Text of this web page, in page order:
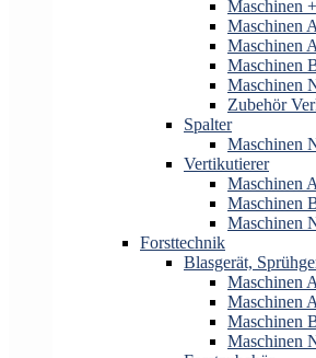
Maschinen
Maschinen
Maschinen
Maschinen
Maschinen
Zubehör
Spalter
Maschinen
Vertikutierer
Maschinen
Maschinen
Maschinen
Forsttechnik
Blasgerät,
Maschinen
Maschinen
Maschinen
Maschinen